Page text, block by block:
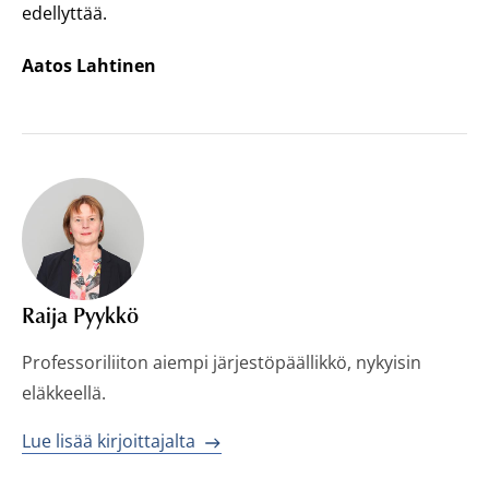
edellyttää.
Aatos Lahtinen
Raija Pyykkö
Professoriliiton aiempi järjestöpäällikkö, nykyisin
eläkkeellä.
Lue lisää kirjoittajalta